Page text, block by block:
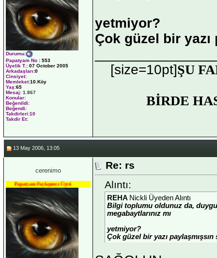
Durumu:
Papatyam No : 553
Üyelik T.: 07 October 2005
Arkadaşları:0
Cinsiyet:
Memleket:10.Köy
Yaş:65
Mesaj: 1.867
Konular:
Beğenildi:
Beğendi:
Takdirleri:10
Takdir Et:
yetmiyor?
Çok güzel bir yazı
[size=10pt]ŞU
BİRDE
13 May 2006, 13:05
cerenimo
Papatyam Paylaşımcı Üyesi
Re: rs
Alıntı:
REHA Nickli Üyeden Alıntı
Bilgi toplumu oldunuz da,
megabaytlarınız mı
yetmiyor?
Çok güzel bir yazı paylaşmışsın